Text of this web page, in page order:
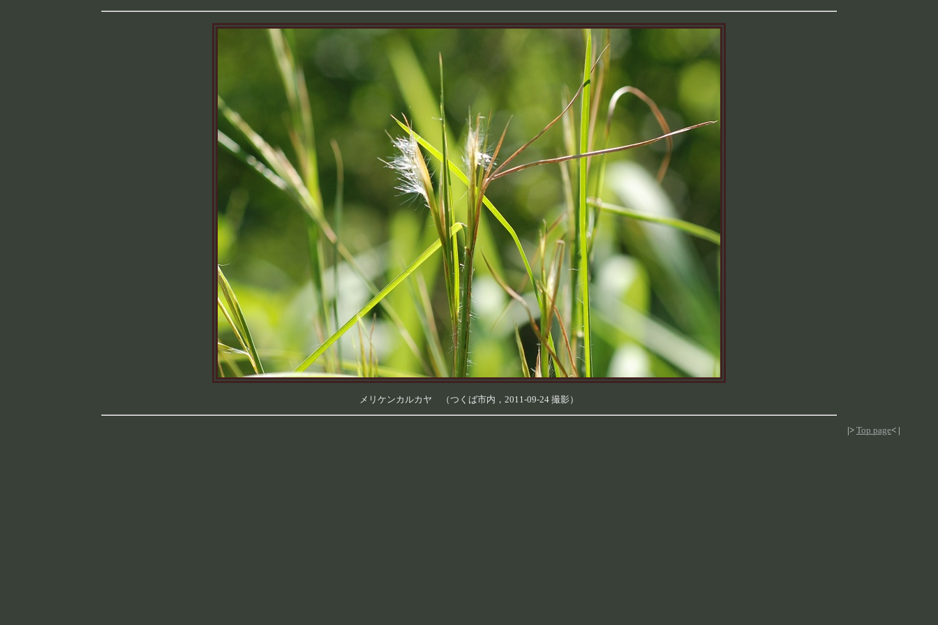
メリケンカルカヤ （つくば市内，2011-09-24 撮影）
|> Top page< |